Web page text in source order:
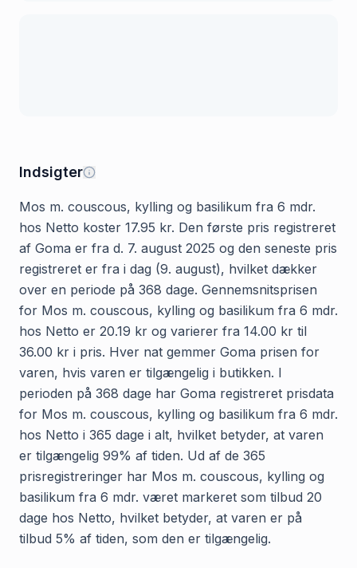
Indsigter
Mos m. couscous, kylling og basilikum fra 6 mdr.
hos Netto koster 17.95 kr. Den første pris registreret
af Goma er fra d. 7. august 2025 og den seneste pris
registreret er fra i dag (9. august), hvilket dækker
over en periode på 368 dage. Gennemsnitsprisen
for Mos m. couscous, kylling og basilikum fra 6 mdr.
hos Netto er 20.19 kr og varierer fra 14.00 kr til
36.00 kr i pris. Hver nat gemmer Goma prisen for
varen, hvis varen er tilgængelig i butikken. I
perioden på 368 dage har Goma registreret prisdata
for Mos m. couscous, kylling og basilikum fra 6 mdr.
hos Netto i 365 dage i alt, hvilket betyder, at varen
er tilgængelig 99% af tiden. Ud af de 365
prisregistreringer har Mos m. couscous, kylling og
basilikum fra 6 mdr. været markeret som tilbud 20
dage hos Netto, hvilket betyder, at varen er på
tilbud 5% af tiden, som den er tilgængelig.